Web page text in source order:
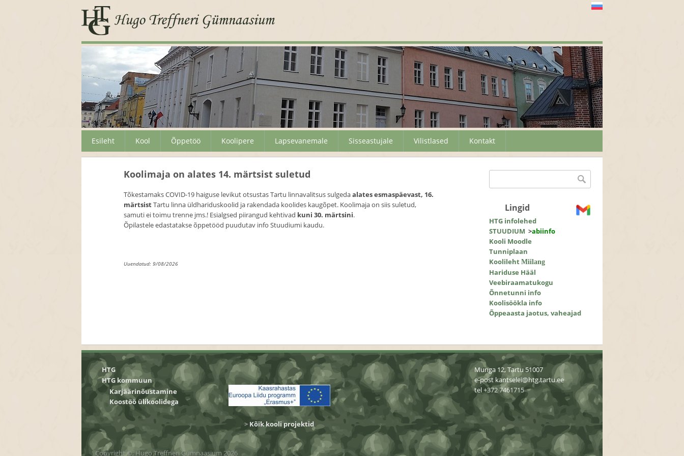
Esileht Kool Õppetöö Koolipere Lapsevanemale Sisseastujale Vilistlased Kontakt
Koolimaja on alates 14. märtsist suletud
Tõkestamaks COVID-19 haiguse levikut otsustas Tartu linnavalitsus sulgedaalates esmaspäevast, 16.
märtsistTartu linna üldhariduskoolid ja rakendada koolides kaugõpet. Koolimaja on siis suletud,
samuti ei toimu trenne jms.! Esialgsed piirangud kehtivad kuni 30. märtsini.
Õpilastele edastatakse õppetööd puudutav info Stuudiumi kaudu.
Uuendatud: 9/08/2026
Otsinguvorm
Lingid
HTG infolehed
STUUDIUM >abiinfo
Kooli Moodle
Tunniplaan
KoolilehtMiilang
Hariduse Hääl
Veebiraamatukogu
Õnnetunni info
Koolisöökla info
Õppeaasta jaotus, vaheajad
HTG
HTG kommuun
Karjäärinõustamine
Koostöö ülikoolidega
> Kõik kooli projektid
Munga 12, Tartu 51007
e-post kantselei@htg.tartu.ee
tel+372 7461715
Copyright ©, Hugo Treffneri Gümnaasium 2026